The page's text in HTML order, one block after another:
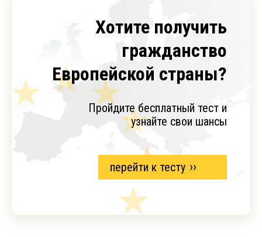
Хотите получить
гражданство
Европейской страны?
Пройдите бесплатный тест и
узнайте свои шансы
перейти к тесту